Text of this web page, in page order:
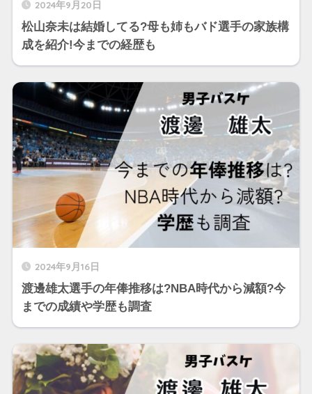
2024年9月20日
松山奈未は結婚してる?母も姉もバド選手の家族構
成を紹介!今までの経歴も
2024年9月16日
渡邊雄太選手の年俸推移は?NBA時代から減額?今
までの成績や学歴も調査